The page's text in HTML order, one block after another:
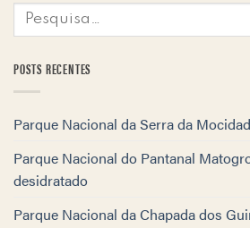
POSTS RECENTES
Parque Nacional da Serra da
Parque Nacional do Pantanal
desidratado
Parque Nacional da Chapada dos